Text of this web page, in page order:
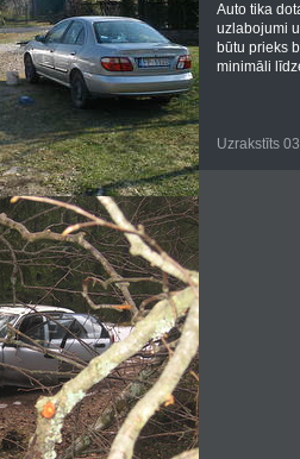
Auto tika
uzlabojumi
būtu prieks
minimāli
Uzrakstīts